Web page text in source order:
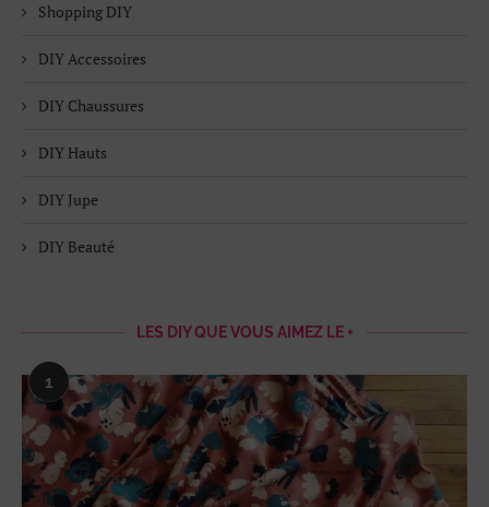
Shopping DIY
DIY Accessoires
DIY Chaussures
DIY Hauts
DIY Jupe
DIY Beauté
LES DIY QUE VOUS AIMEZ LE +
1